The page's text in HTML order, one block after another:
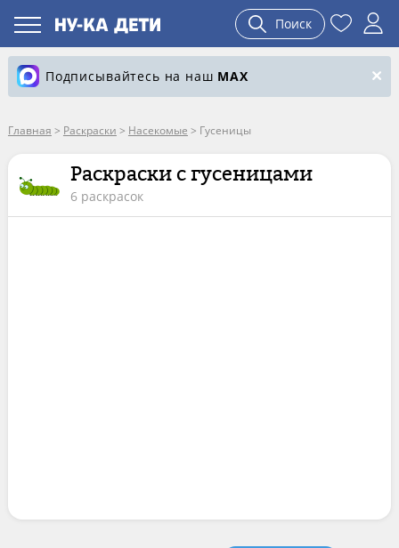
Поиск
Подписывайтесь на наш MAX
Главная > Раскраски > Насекомые > Гусеницы
Раскраски с гусеницами
6 раскрасок